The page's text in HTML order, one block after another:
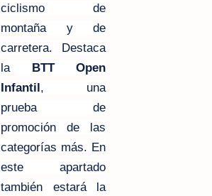
ciclismo de
montaña y de
carretera. Destaca
la BTT Open
Infantil, una
prueba de
promoción de las
categorías más. En
este apartado
también estará la